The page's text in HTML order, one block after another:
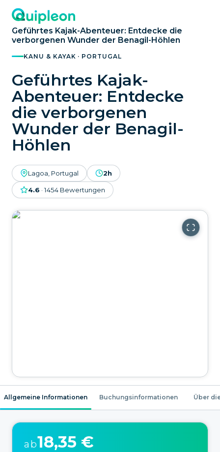
Geführtes Kajak-Abenteuer: Entdecke die
verborgenen Wunder der Benagil-Höhlen
KANU & KAYAK · PORTUGAL
Geführtes Kajak-
Abenteuer: Entdecke
die verborgenen
Wunder der Benagil-
Höhlen
Lagoa, Portugal 2h
4.6 ·1454 Bewertungen
Allgemeine Informationen Buchungsinformationen Über
ab18,35 €